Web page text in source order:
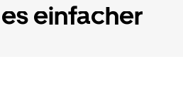
einfacher